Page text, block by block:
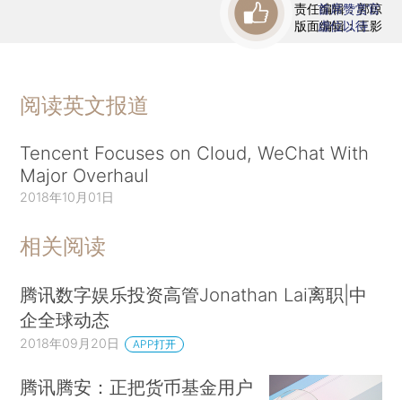
责任编辑：郭琼
版面编辑：王影
首席赞赏官
虚位以待
阅读英文报道
Tencent Focuses on Cloud, WeChat With
Major Overhaul
2018年10月01日
相关阅读
腾讯数字娱乐投资高管Jonathan Lai离职|中
企全球动态
2018年09月20日 APP打开
腾讯腾安：正把货币基金用户